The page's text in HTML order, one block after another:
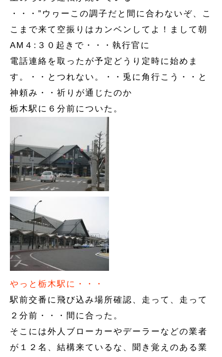
・・・”ウヮーこの調子だと間に合わないぞ、こ
こまで来て空振りはカンベンしてよ！まして朝
AM４:３０起きで・・・執行官に
電話連絡を取ったが予定どうり定時に始めま
す。・・とつれない。・・兎に角行こう・・と
神頼み・・祈りが通じたのか
栃木駅に６分前についた。
やっと栃木駅に・・・
駅前交番に飛び込み場所確認、走って、走って
２分前・・・間に合った。
そこには外人ブローカーやデーラーなどの業者
が１２名、結構来ているな、聞き覚えのある業